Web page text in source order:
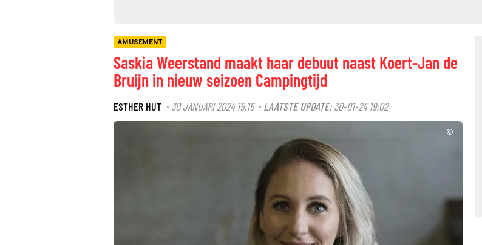
AMUSEMENT
Saskia Weerstand maakt haar debuut naast Koert-Jan de
Bruijn in nieuw seizoen Campingtijd
ESTHER HUT · 30 JANUARI 2024 15:15· LAATSTE UPDATE: 30-01-24 19:02
©